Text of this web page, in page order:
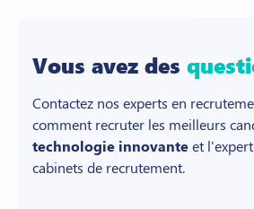
Vous avez des
Contactez nos experts en
comment recruter les meilleurs
technologie innovanteet
cabinets de recrutement.